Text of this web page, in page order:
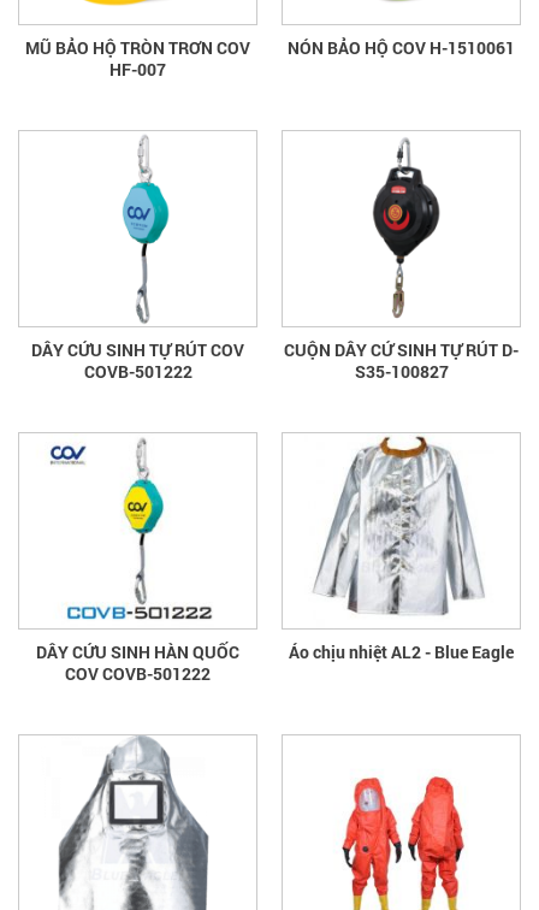
MŨ BẢO HỘ TRÒN TRƠN COV
HF-007
NÓN BẢO HỘ COV H-1510061
DÂY CỨU SINH TỰ RÚT COV
COVB-501222
CUỘN DÂY CỨ SINH TỰ RÚT D-
S35-100827
DÂY CỨU SINH HÀN QUỐC
COV COVB-501222
Áo chịu nhiệt AL2 - Blue Eagle